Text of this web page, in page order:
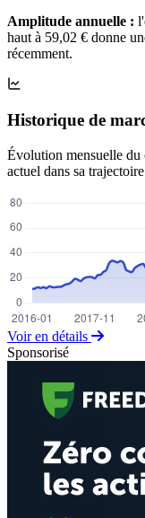
Amplitude annuelle :
haut à 59,02 € donne
récemment.
Historique de
Évolution mensuelle du
actuel dans sa
Voir en détails
Sponsorisé